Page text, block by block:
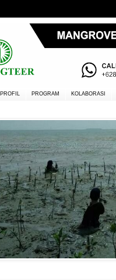
PROFIL PROGRAM KOLABORASI